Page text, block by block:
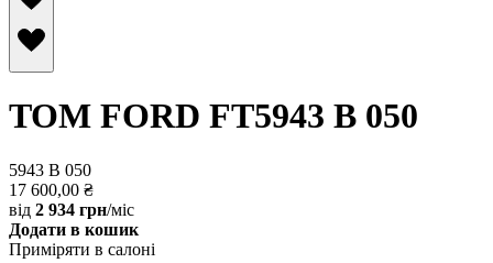
TOM FORD FT5943 B 050
5943 B 050
17 600,00 ₴
від 2 934 грн/міс
Додати в кошик
Приміряти в салоні